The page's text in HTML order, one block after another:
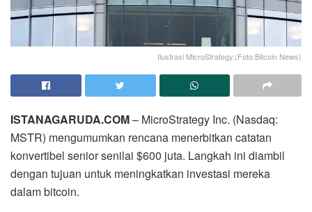
Ilustrasi MicroStrategy.(Foto:Bitcoin News)
ISTANAGARUDA.COM– MicroStrategy Inc. (Nasdaq:
MSTR) mengumumkan rencana menerbitkan catatan
konvertibel senior senilai $600 juta. Langkah ini diambil
dengan tujuan untuk meningkatkan investasi mereka
dalam bitcoin.